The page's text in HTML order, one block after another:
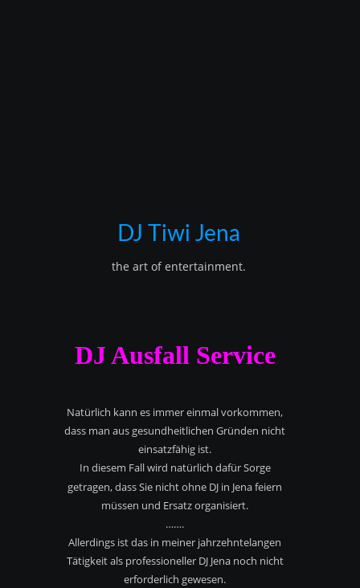
Natürlich kann es immer einmal vorkommen,
dass man aus gesundheitlichen Gründen nicht
einsatzfähig ist.
In diesem Fall wird natürlich dafür Sorge
getragen, dass Sie nicht ohne DJ in Jena feiern
müssen und Ersatz organisiert.
…….
Allerdings ist das in meiner jahrzehntelangen
Tätigkeit als professioneller DJ Jena noch nicht
erforderlich gewesen.
DJ Tiwi Jena
the art of entertainment.
DJ Ausfall Service